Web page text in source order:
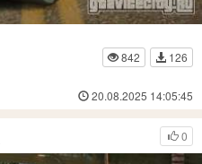
842
126
20.08.2025 14:05:45
0